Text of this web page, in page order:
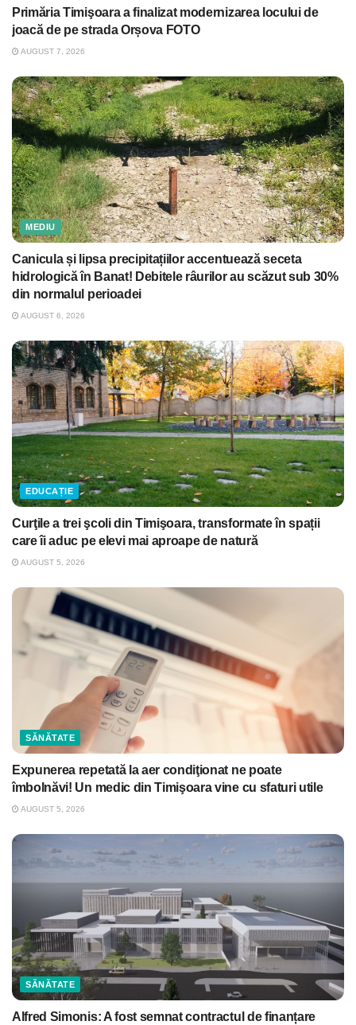
Primăria Timişoara a finalizat modernizarea locului de
joacă de pe strada Orșova FOTO
AUGUST 7, 2026
MEDIU
Canicula și lipsa precipitațiilor accentuează seceta
hidrologică în Banat! Debitele râurilor au scăzut sub 30%
din normalul perioadei
AUGUST 6, 2026
EDUCAȚIE
Curţile a trei şcoli din Timişoara, transformate în spații
care îi aduc pe elevi mai aproape de natură
AUGUST 5, 2026
SĂNĂTATE
Expunerea repetată la aer condiţionat ne poate
îmbolnăvi! Un medic din Timişoara vine cu sfaturi utile
AUGUST 5, 2026
SĂNĂTATE
Alfred Simonis: A fost semnat contractul de finanțare